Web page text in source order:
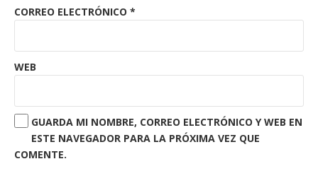
CORREO ELECTRÓNICO *
WEB
GUARDA MI NOMBRE, CORREO ELECTRÓNICO Y WEB EN
ESTE NAVEGADOR PARA LA PRÓXIMA VEZ QUE
COMENTE.